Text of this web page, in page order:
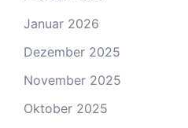
Januar 2026
Dezember 2025
November 2025
Oktober 2025